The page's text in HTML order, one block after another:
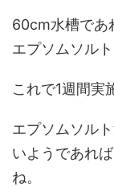
60cm水槽であ
エプソムソル
これで1週間実
エプソムソル
いようであれ
ね。